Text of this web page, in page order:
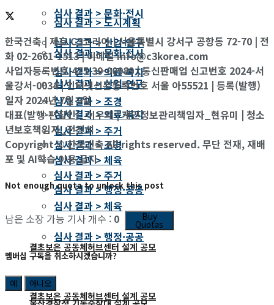
심사 결과 > 도시계획
심사 결과 > 문화·전시
심사 결과 > 산업·연구
심사 결과 > 의료·복지
심사 결과 > 조경
심사 결과 > 주거
심사 결과 > 체육
심사 결과 > 행정·공공
결초보은 공동체허브센터 설계 공모
심사 결과 > 문화·전시
심사 결과 > 산업·연구
심사 결과 > 의료·복지
심사 결과 > 조경
심사 결과 > 주거
심사 결과 > 체육
심사 결과 > 행정·공공
결초보은 공동체허브센터 설계 공모
한국건축 | 제호 C3코리아 | 서울특별시 강서구 공항동 72-70 | 전
화 02-2661-1513 | 이메일 info@c3korea.com
사업자등록번호 475-39-00989 | 통신판매업 신고번호 2024-서
울강서-0034 | 인터넷신문등록번호 서울 아55521 | 등록(발행)
일자 2024년 7월 9일
대표(발행·편집인)_이우재 | 개인정보관리책임자_현유미 | 청소
년보호책임자_전진석
Copyright © 한국건축 All rights reserved. 무단 전재, 재배
포 및 AI학습 이용 금지
Not enough quota to unlock this post
남은 소장 가능 기사 개수 : 0 Buy
Quotas
멤버십 구독을 취소하시겠습니까?
예 아니오